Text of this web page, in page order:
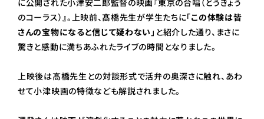
に公開された小津安二郎監督の映画『東京の合唱（とうきょう
のコーラス）』。上映前、髙橋先生が学生たちに「この体験は皆
さんの宝物になると信じて疑わない 」と紹介した通り、まさに
驚きと感動に満ちあふれたライブの時間となりました。
上映後は髙橋先生との対談形式で活弁の奥深さに触れ、あわ
せて小津映画の特徴なども解説されました。